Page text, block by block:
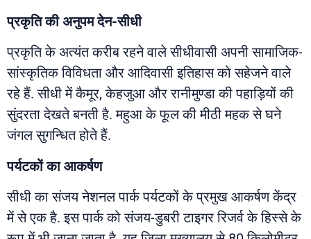
प्रकृति की अनुपम देन-सीधी
प्रकृति के अत्यंत करीब रहने वाले सीधीवासी अपनी सामाजिक-
सांस्कृतिक विविधता और आदिवासी इतिहास को सहेजने वाले
रहे हैं. सीधी में कैमूर, केहजुआ और रानीमुण्डा की पहाड़ियों की
सुंदरता देखते बनती है. महुआ के फूल की मीठी महक से घने
जंगल सुगन्धित होते हैं.
पर्यटकों का आकर्षण
सीधी का संजय नेशनल पार्क पर्यटकों के प्रमुख आकर्षण केंद्र
में से एक है. इस पार्क को संजय-डुबरी टाइगर रिजर्व के हिस्से के